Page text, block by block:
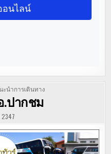
ะนำการเดินทาง
.ปากชม
2347